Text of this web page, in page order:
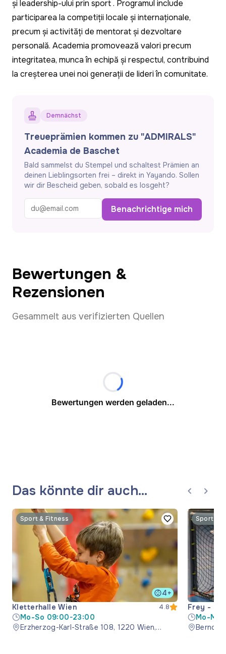
și leadership-ului prin sport. Programul include
participarea la competiții locale și internaționale,
precum și activități de mentorat și dezvoltare
personală. Academia promovează valori precum
integritatea, munca în echipă și respectul, contribuind
la creșterea unei noi generații de lideri în comunitate.
Demnächst
Treueprämien kommen zu "ADMIRALS"
Academia de Baschet
Bald sammelst du Stempel und schaltest Prämien an
deinen Lieblingsorten frei – direkt in Yayando. Sollen
wir dir Bescheid geben, sobald es losgeht?
Benachrichtige mich
Bewertungen &
Rezensionen
Gesammelt aus verifizierten Quellen
Bewertungen werden geladen...
Das könnte dir auch
gefallen
Sport & Fitness
4+
Kletterhalle Wien
4.8
Mo-So 09:00-23:00
Erzherzog-Karl-Straße 108, 1220 Wien,
Sport &
Frey -
Mo-Mi